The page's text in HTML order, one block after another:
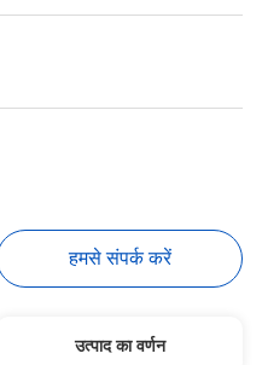
हमसे संपर्क करें
उत्पाद का वर्णन